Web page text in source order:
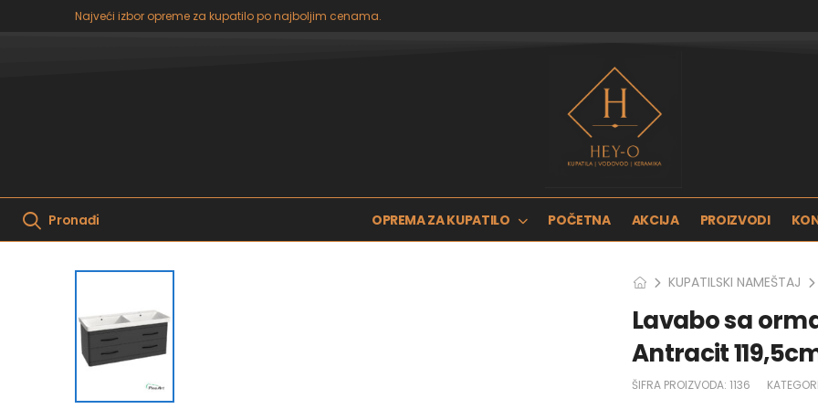
Najveći izbor opreme za kupatilo po najboljim cenama.
Pronađi OPREMA ZA KUPATILO POČETNA AKCIJA PROIZVODI
KUPATILSKI NAMEŠTAJ
Lavabo sa
Antracit
ŠIFRA PROIZVODA: 1136